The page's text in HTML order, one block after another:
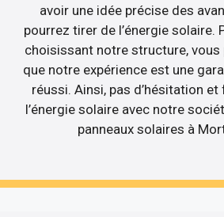
avoir une idée précise des
pourrez tirer de l’énergie solaire.
choisissant notre structure,
que notre expérience est une
réussi. Ainsi, pas d’hésitation
l’énergie solaire avec notre
panneaux solaires à